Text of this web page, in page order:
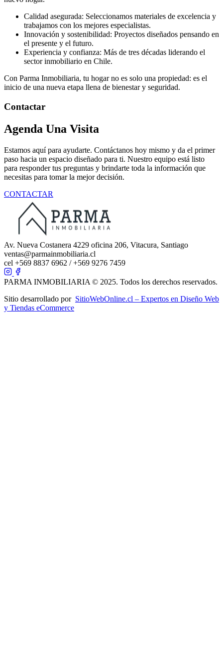
Calidad asegurada: Seleccionamos materiales de excelencia y
trabajamos con los mejores especialistas.
Innovación y sostenibilidad: Proyectos diseñados pensando en
el presente y el futuro.
Experiencia y confianza: Más de tres décadas liderando el
sector inmobiliario en Chile.
Con Parma Inmobiliaria, tu hogar no es solo una propiedad: es el
inicio de una nueva etapa llena de bienestar y seguridad.
Contactar
Agenda Una Visita
Estamos aquí para ayudarte. Contáctanos hoy mismo y da el primer
paso hacia un espacio diseñado para ti. Nuestro equipo está listo
para responder tus preguntas y brindarte toda la información que
necesitas para tomar la mejor decisión.
CONTACTAR
Av. Nueva Costanera 4229 oficina 206, Vitacura, Santiago
ventas@parmainmobiliaria.cl
cel +569 8837 6962 / +569 9276 7459
PARMA INMOBILIARIA © 2025. Todos los derechos reservados.
Sitio desarrollado por SitioWebOnline.cl – Expertos en Diseño Web
y Tiendas eCommerce